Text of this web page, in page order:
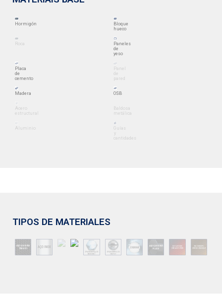
Hormigón
Bloque
hueco
Roca
Paneles
de
yeso
Placa
de
cemento
Panel
de
pared
Madera OSB
Acero
estructural
Baldosa
metálica
Aluminio
Guías
y
cantidades
TIPOS DE MATERIALES